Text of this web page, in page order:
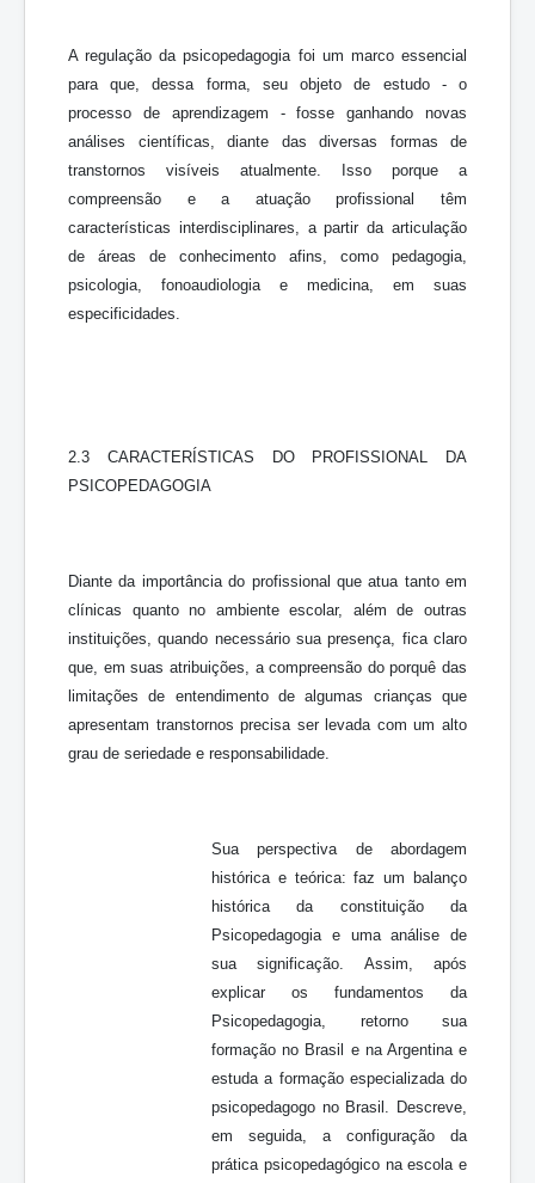
A regulação da psicopedagogia foi um marco essencial
para que, dessa forma, seu objeto de estudo - o
processo de aprendizagem - fosse ganhando novas
análises científicas, diante das diversas formas de
transtornos visíveis atualmente. Isso porque a
compreensão e a atuação profissional têm
características interdisciplinares, a partir da articulação
de áreas de conhecimento afins, como pedagogia,
psicologia, fonoaudiologia e medicina, em suas
especificidades.
2.3 CARACTERÍSTICAS DO PROFISSIONAL DA
PSICOPEDAGOGIA
Diante da importância do profissional que atua tanto em
clínicas quanto no ambiente escolar, além de outras
instituições, quando necessário sua presença, fica claro
que, em suas atribuições, a compreensão do porquê das
limitações de entendimento de algumas crianças que
apresentam transtornos precisa ser levada com um alto
grau de seriedade e responsabilidade.
Sua perspectiva de abordagem
histórica e teórica: faz um balanço
histórica da constituição da
Psicopedagogia e uma análise de
sua significação. Assim, após
explicar os fundamentos da
Psicopedagogia, retorno sua
formação no Brasil e na Argentina e
estuda a formação especializada do
psicopedagogo no Brasil. Descreve,
em seguida, a configuração da
prática psicopedagógico na escola e